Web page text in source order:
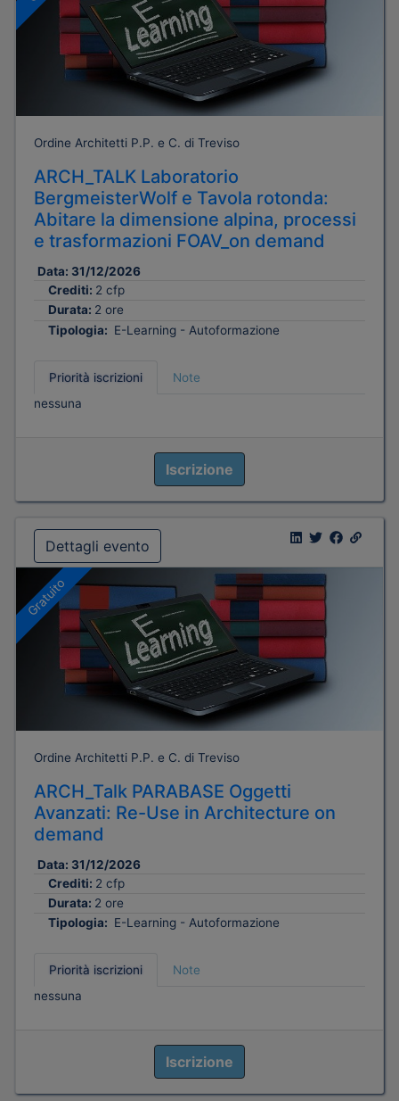
Ordine Architetti P.P. e C. di Treviso
ARCH_TALK Laboratorio
BergmeisterWolf e Tavola rotonda:
Abitare la dimensione alpina, processi
e trasformazioni FOAV_on demand
Data: 31/12/2026
Crediti: 2 cfp
Durata: 2 ore
Tipologia: E-Learning - Autoformazione
Priorità iscrizioni
Note
nessuna
Iscrizione
Dettagli evento
Gratuito
Ordine Architetti P.P. e C. di Treviso
ARCH_Talk PARABASE Oggetti
Avanzati: Re-Use in Architecture on
demand
Data: 31/12/2026
Crediti: 2 cfp
Durata: 2 ore
Tipologia: E-Learning - Autoformazione
Priorità iscrizioni
Note
nessuna
Iscrizione